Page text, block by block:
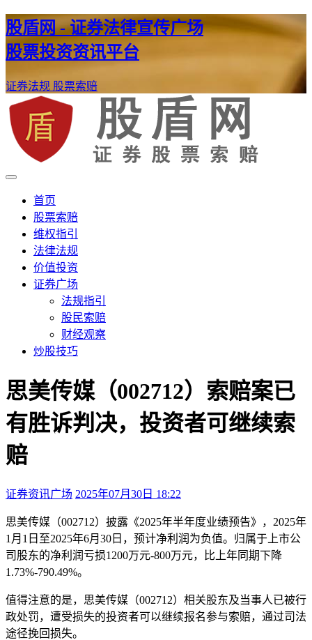
股盾网 - 证券法律宣传广场
股票投资资讯平台
证券法规 股票索赔
股盾网
证券股票维权网
首页
股票索赔
维权指引
法律法规
价值投资
证券广场
法规指引
股民索赔
财经观察
炒股技巧
思美传媒（002712）索赔案已
有胜诉判决，投资者可继续索
赔
证券资讯广场 2025年07月30日 18:22
思美传媒（002712）披露《2025年半年度业绩预告》，2025年
1月1日至2025年6月30日，预计净利润为负值。归属于上市公
司股东的净利润亏损1200万元-800万元，比上年同期下降
1.73%-790.49%。
值得注意的是，思美传媒（002712）相关股东及当事人已被行
政处罚，遭受损失的投资者可以继续报名参与索赔，通过司法
途径挽回损失。